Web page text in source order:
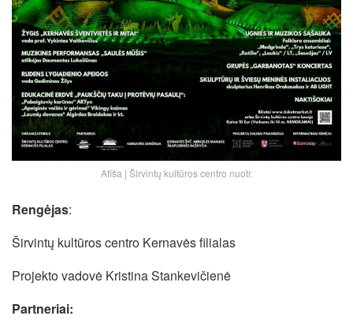
Afiša | Širvintų kultūros centro nuotr.
Rengėjas:
Širvintų kultūros centro Kernavės filialas
Projekto vadovė Kristina Stankevičienė
Partneriai: